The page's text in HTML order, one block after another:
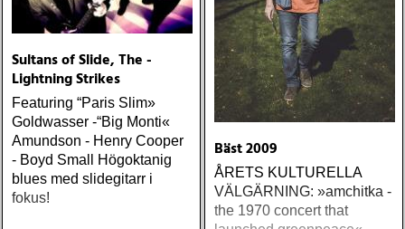
Sultans of Slide, The -
Lightning Strikes
Featuring “Paris Slim»
Goldwasser -“Big Monti«
Amundson - Henry Cooper
- Boyd Small Högoktanig
blues med slidegitarr i
fokus!
Bäst 2009
ÅRETS KULTURELLA
VÄLGÄRNING: »amchitka -
the 1970 concert that